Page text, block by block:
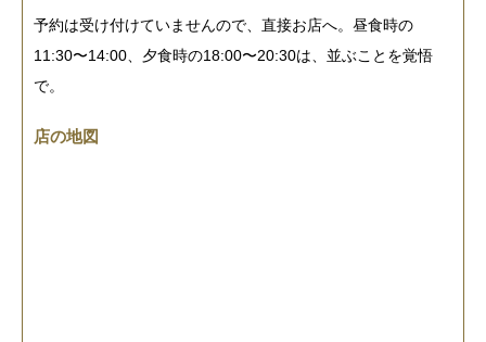
予約は受け付けていませんので、直接お店へ。昼食時の
11:30〜14:00、夕食時の18:00〜20:30は、並ぶことを覚悟
で。
店の地図